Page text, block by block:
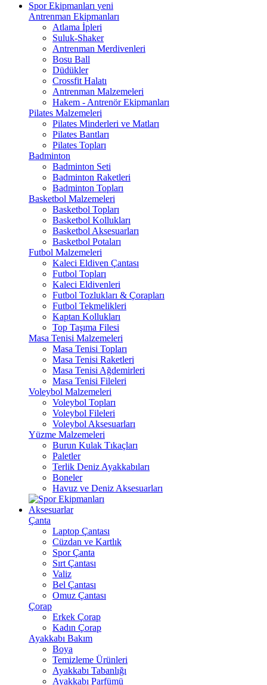
Spor Ekipmanları yeni
Antrenman Ekipmanları
Atlama İpleri
Suluk-Shaker
Antrenman Merdivenleri
Bosu Ball
Düdükler
Crossfit Halatı
Antrenman Malzemeleri
Hakem - Antrenör Ekipmanları
Pilates Malzemeleri
Pilates Minderleri ve Matları
Pilates Bantları
Pilates Topları
Badminton
Badminton Seti
Badminton Raketleri
Badminton Topları
Basketbol Malzemeleri
Basketbol Topları
Basketbol Kollukları
Basketbol Aksesuarları
Basketbol Potaları
Futbol Malzemeleri
Kaleci Eldiven Çantası
Futbol Topları
Kaleci Eldivenleri
Futbol Tozlukları & Çorapları
Futbol Tekmelikleri
Kaptan Kollukları
Top Taşıma Filesi
Masa Tenisi Malzemeleri
Masa Tenisi Topları
Masa Tenisi Raketleri
Masa Tenisi Ağdemirleri
Masa Tenisi Fileleri
Voleybol Malzemeleri
Voleybol Topları
Voleybol Fileleri
Voleybol Aksesuarları
Yüzme Malzemeleri
Burun Kulak Tıkaçları
Paletler
Terlik Deniz Ayakkabıları
Boneler
Havuz ve Deniz Aksesuarları
Aksesuarlar
Çanta
Laptop Çantası
Cüzdan ve Kartlık
Spor Çanta
Sırt Çantası
Valiz
Bel Çantası
Omuz Çantası
Çorap
Erkek Çorap
Kadın Çorap
Ayakkabı Bakım
Boya
Temizleme Ürünleri
Ayakkabı Tabanlığı
Ayakkabı Parfümü